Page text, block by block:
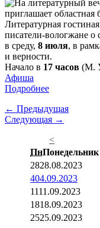
Литературная
писатели-вологжане о
в среду, 8 июля, в
и верности.
Начало в 17 часов (М.
Афиша
Подробнее
← Предыдущая
Следующая →
<
ПнПонедельник
2828.08.2023
404.09.2023
1111.09.2023
1818.09.2023
2525.09.2023